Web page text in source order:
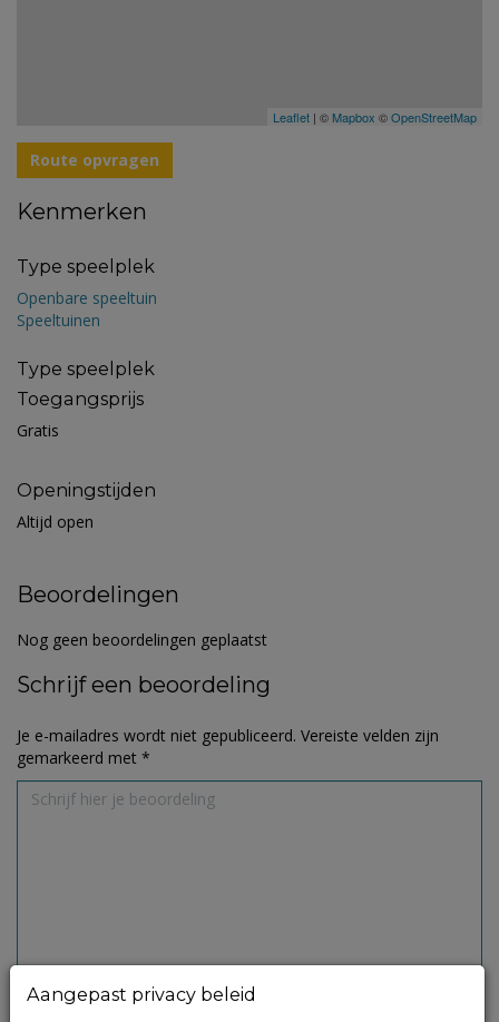
Leaflet | © Mapbox ©OpenStreetMap
Route opvragen
Kenmerken
Type speelplek
Openbare speeltuin
Speeltuinen
Type speelplek
Toegangsprijs
Gratis
Openingstijden
Altijd open
Beoordelingen
Nog geen beoordelingen geplaatst
Schrijf een beoordeling
Je e-mailadres wordt niet gepubliceerd. Vereiste velden zijn
gemarkeerd met *
Aangepast privacy beleid